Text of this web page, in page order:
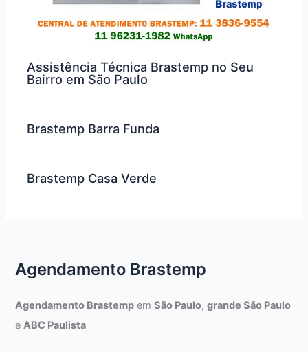
Assistência Técnica Brastemp no Seu
Bairro em São Paulo
Brastemp Barra Funda
Brastemp Casa Verde
Agendamento Brastemp
Agendamento Brastemp emSão Paulo,grande São Paulo
eABC Paulista